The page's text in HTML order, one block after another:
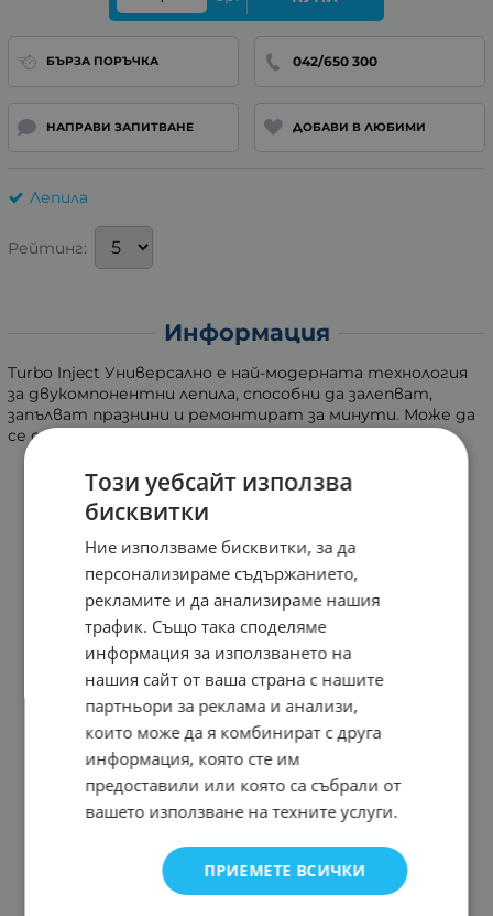
БЪРЗА ПОРЪЧКА 042/650 300
НАПРАВИ ЗАПИТВАНЕ ДОБАВИ В ЛЮБИМИ
Лепила
Рейтинг:
Информация
Turbo Inject Универсално е най-модерната технология
за двукомпонентни лепила, способни да залепват,
запълват празнини и ремонтират за минути. Може да
се обработва, боядисва се и е устойчив на удар.
Този уебсайт използва
бисквитки
Ние използваме бисквитки, за да
персонализираме съдържанието,
рекламите и да анализираме нашия
трафик. Също така споделяме
информация за използването на
нашия сайт от ваша страна с нашите
партньори за реклама и анализи,
които може да я комбинират с друга
информация, която сте им
предоставили или която са събрали от
вашето използване на техните услуги.
ПРИЕМЕТЕ ВСИЧКИ